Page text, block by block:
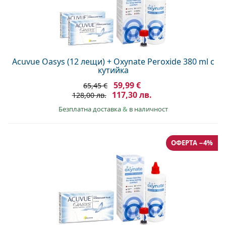
Acuvue Oasys (12 лещи) + Oxynate Peroxide 380 ml с
кутийка
65,45 € 59,99 €
128,00 лв. 117,30 лв.
Безплатна доставка& в наличност
ОФЕРТА −4%